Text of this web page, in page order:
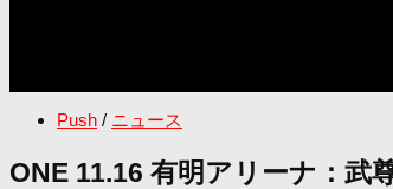
Push / ニュース
ONE 11.16 有明アリーナ：武